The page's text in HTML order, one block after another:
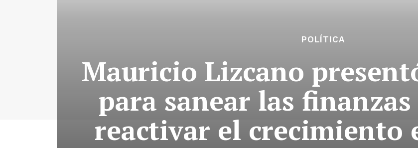
POLÍTICA
Mauricio Lizcano
para sanear las
reactivar el crecimiento